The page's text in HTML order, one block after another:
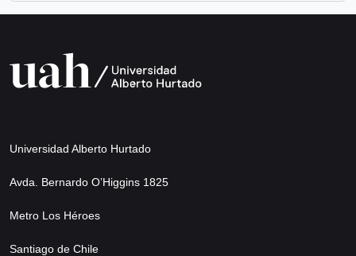
Universidad Alberto Hurtado
Avda. Bernardo O’Higgins 1825
Metro Los Héroes
Santiago de Chile